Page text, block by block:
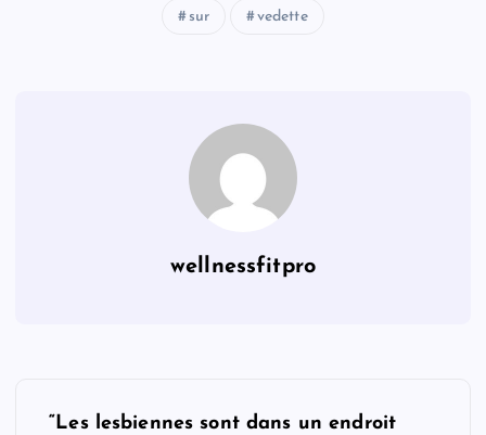
sur vedette
wellnessfitpro
“Les lesbiennes sont dans un endroit